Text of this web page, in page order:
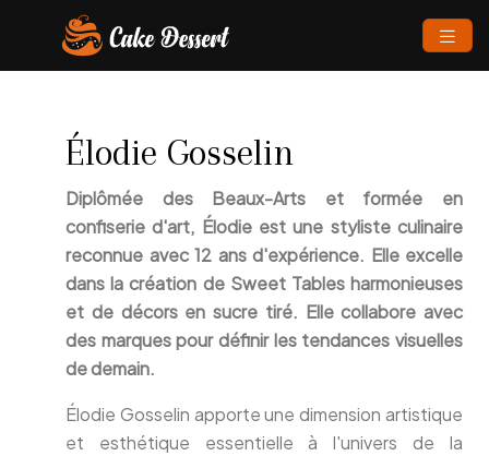
Élodie Gosselin
Diplômée des Beaux-Arts et formée en
confiserie d'art, Élodie est une styliste culinaire
reconnue avec 12 ans d'expérience. Elle excelle
dans la création de Sweet Tables harmonieuses
et de décors en sucre tiré. Elle collabore avec
des marques pour définir les tendances visuelles
de demain.
Élodie Gosselin apporte une dimension artistique
et esthétique essentielle à l'univers de la